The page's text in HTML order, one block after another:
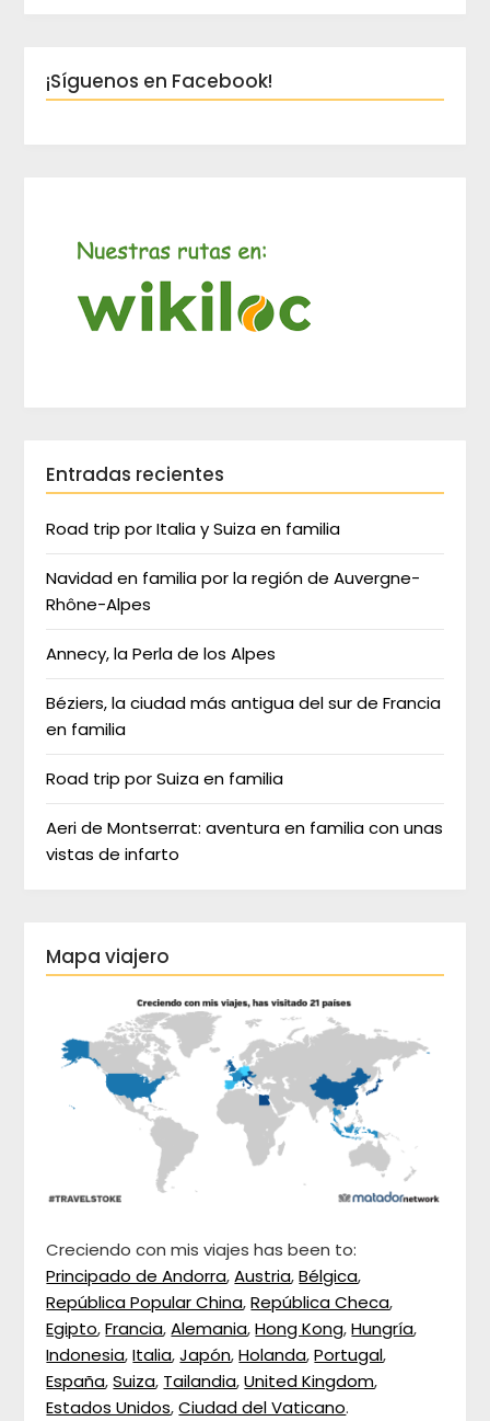
¡Síguenos en Facebook!
Entradas recientes
Road trip por Italia y Suiza en familia
Navidad en familia por la región de Auvergne-
Rhône-Alpes
Annecy, la Perla de los Alpes
Béziers, la ciudad más antigua del sur de Francia
en familia
Road trip por Suiza en familia
Aeri de Montserrat: aventura en familia con unas
vistas de infarto
Mapa viajero
Creciendo con mis viajes has been to:
Principado de Andorra,Austria,Bélgica,
República Popular China,República Checa,
Egipto,Francia,Alemania,Hong Kong,Hungría,
Indonesia,Italia,Japón,Holanda,Portugal,
España,Suiza, Tailandia,United Kingdom,
Estados Unidos,Ciudad del Vaticano.